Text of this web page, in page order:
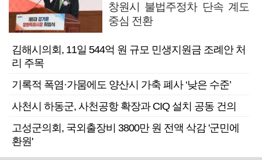
창원시 불법주정차 단속 계도
중심 전환
김해시의회, 11일 544억 원 규모 민생지원금 조례안 처
리 주목
기록적 폭염·가뭄에도 양산시 가축 폐사 ‘낮은 수준’
사천시 하동군, 사천공항 확장과 CIQ 설치 공동 건의
고성군의회, 국외출장비 3800만 원 전액 삭감 '군민에
환원'